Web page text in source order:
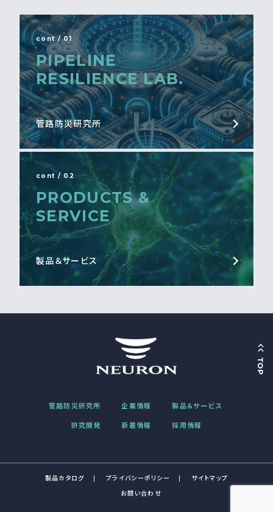
cont / 01
PIPELINE
RESILIENCE LAB.
管路防災研究所
cont / 02
PRODUCTS &
SERVICE
製品＆サービス
管路防災研究所 企業情報 製品＆サービス
研究開発 新着情報 採用情報
製品カタログ プライバシーポリシー
サイトマップ
お問い合わせ